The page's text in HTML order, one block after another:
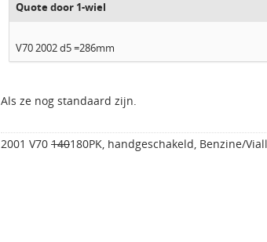
Quote door 1-wiel
V70 2002 d5 =286mm
Als ze nog standaard zijn.
2001 V70 140180PK, handgeschakeld, Benzine/